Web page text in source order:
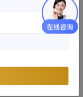
进涂层和胶层技术，
高端品质的专业化施
期使用而保驾护航！